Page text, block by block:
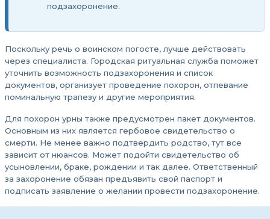
подзахоронение.
Поскольку речь о воинском погосте, лучше действовать
через специалиста. Городская ритуальная служба поможет
уточнить возможность подзахоронения и список
документов, организует проведение похорон, отпевание
поминальную трапезу и другие мероприятия.
Для похорон урны также предусмотрен пакет документов.
Основным из них является гербовое свидетельство о
смерти. Не менее важно подтвердить родство, тут все
зависит от нюансов. Может подойти свидетельство об
усыновлении, браке, рождении и так далее. Ответственный
за захоронение обязан предъявить свой паспорт и
подписать заявление о желании провести подзахоронение.